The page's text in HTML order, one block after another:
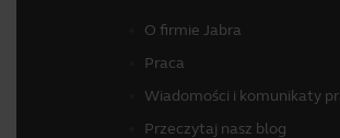
O firmie Jabra
Praca
Wiadomości i komunikaty
Przeczytaj nasz blog